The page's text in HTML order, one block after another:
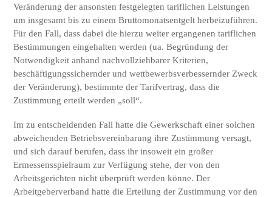
Veränderung der ansonsten festgelegten tariflichen Leistungen
um insgesamt bis zu einem Bruttomonatsentgelt herbeizuführen.
Für den Fall, dass dabei die hierzu weiter ergangenen tariflichen
Bestimmungen eingehalten werden (ua. Begründung der
Notwendigkeit anhand nachvollziehbarer Kriterien,
beschäftigungssichernder und wettbewerbsverbessernder Zweck
der Veränderung), bestimmte der Tarifvertrag, dass die
Zustimmung erteilt werden „soll“.
Im zu entscheidenden Fall hatte die Gewerkschaft einer solchen
abweichenden Betriebsvereinbarung ihre Zustimmung versagt,
und sich darauf berufen, dass ihr insoweit ein großer
Ermessensspielraum zur Verfügung stehe, der von den
Arbeitsgerichten nicht überprüft werden könne. Der
Arbeitgeberverband hatte die Erteilung der Zustimmung vor den